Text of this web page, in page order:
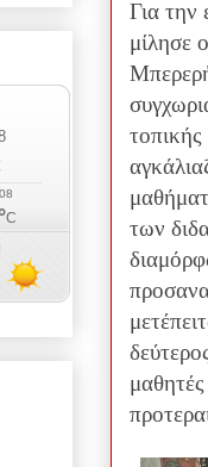
Για την
μίλησε
των